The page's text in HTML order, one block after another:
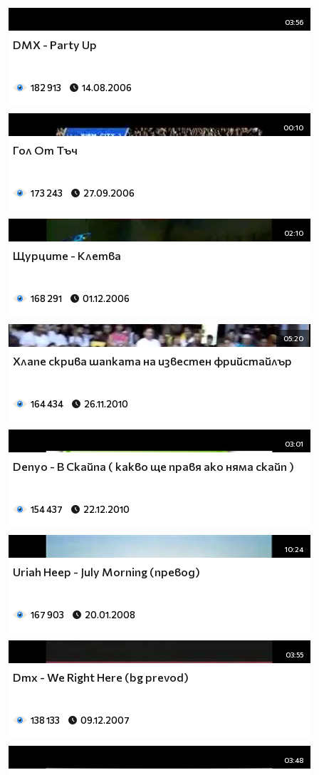
03:56
DMX - Party Up
182 913 14.08.2006
00:10
Гол От Тъч
173 243 27.09.2006
02:10
Щурците - Клетва
168 291 01.12.2006
05:20
Хлапе скрива шапката на известен фрийстайлър
164 434 26.11.2010
03:01
Denyo - В Скайпа ( какво ще правя ако няма скайп )
154 437 22.12.2010
10:24
Uriah Heep - July Morning (превод)
167 903 20.01.2008
03:55
Dmx - We Right Here (bg prevod)
138 133 09.12.2007
03:48